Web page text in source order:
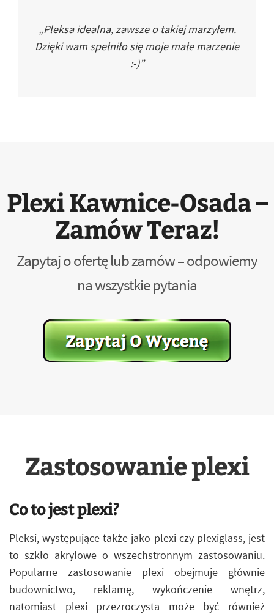
„Pleksa idealna, zawsze o takiej marzyłem.
Dzięki wam spełniło się moje małe marzenie
:-)”
Plexi Kawnice-Osada –
Zamów Teraz!
Zapytaj o ofertę lub zamów – odpowiemy
na wszystkie pytania
Zastosowanie plexi
Co to jest plexi?
Pleksi, występujące także jako plexi czy plexiglass, jest
to szkło akrylowe o wszechstronnym zastosowaniu.
Popularne zastosowanie plexi obejmuje głównie
budownictwo, reklamę, wykończenie wnętrz,
natomiast plexi przezroczysta może być również